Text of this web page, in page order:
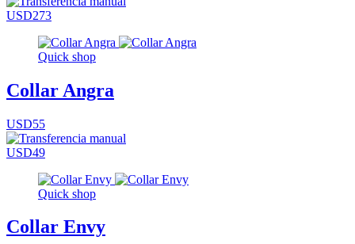
USD273
Quick shop
Collar Angra
USD55
USD49
Quick shop
Collar Envy